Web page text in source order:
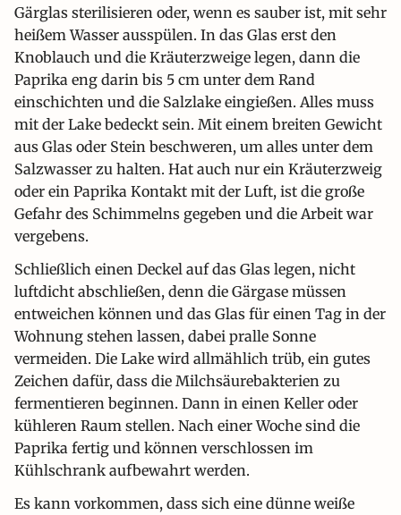
Gärglas sterilisieren oder, wenn es sauber ist, mit sehr
heißem Wasser ausspülen. In das Glas erst den
Knoblauch und die Kräuterzweige legen, dann die
Paprika eng darin bis 5 cm unter dem Rand
einschichten und die Salzlake eingießen. Alles muss
mit der Lake bedeckt sein. Mit einem breiten Gewicht
aus Glas oder Stein beschweren, um alles unter dem
Salzwasser zu halten. Hat auch nur ein Kräuterzweig
oder ein Paprika Kontakt mit der Luft, ist die große
Gefahr des Schimmelns gegeben und die Arbeit war
vergebens.
Schließlich einen Deckel auf das Glas legen, nicht
luftdicht abschließen, denn die Gärgase müssen
entweichen können und das Glas für einen Tag in der
Wohnung stehen lassen, dabei pralle Sonne
vermeiden. Die Lake wird allmählich trüb, ein gutes
Zeichen dafür, dass die Milchsäurebakterien zu
fermentieren beginnen. Dann in einen Keller oder
kühleren Raum stellen. Nach einer Woche sind die
Paprika fertig und können verschlossen im
Kühlschrank aufbewahrt werden.
Es kann vorkommen, dass sich eine dünne weiße